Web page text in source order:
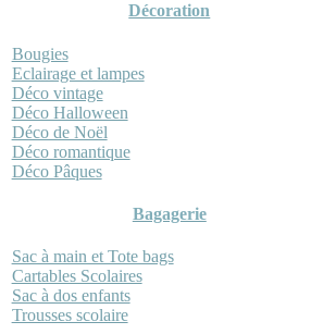
Décoration
Bougies
Eclairage et lampes
Déco vintage
Déco Halloween
Déco de Noël
Déco romantique
Déco Pâques
Bagagerie
Sac à main et Tote bags
Cartables Scolaires
Sac à dos enfants
Trousses scolaire